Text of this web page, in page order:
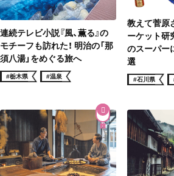
連続テレビ小説『風、薫る』の
モチーフも訪れた！ 明治の「那
須八湯」をめぐる旅へ
#栃木県 #温泉
教えて菅原
ーケット研
のスーパー
選
#石川県